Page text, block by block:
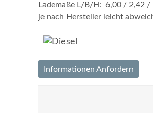
Lademaße L/B/H: 6,00 / 2,42 /
je nach Hersteller leicht
Informationen Anfordern